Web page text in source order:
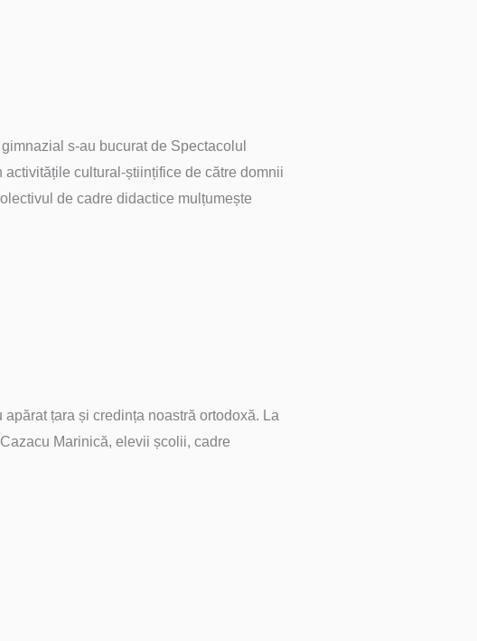
s-au bucurat de Spectacolul
cultural-științifice de către domnii
de cadre didactice mulțumește
țara și credința noastră ortodoxă. La
Marinică, elevii școlii, cadre